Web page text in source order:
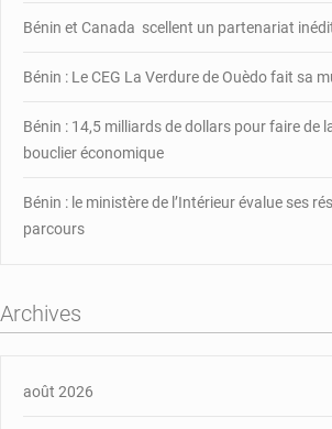
Bénin et Canada scellent un partenariat
Bénin : Le CEG La Verdure de Ouèdo fait sa
Bénin : 14,5 milliards de dollars pour faire de
bouclier économique
Bénin : le ministère de l’Intérieur évalue ses
parcours
Archives
août 2026